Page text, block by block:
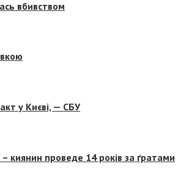
вбивством
у Києві, — СБУ
киянин проведе 14 років за ґратами